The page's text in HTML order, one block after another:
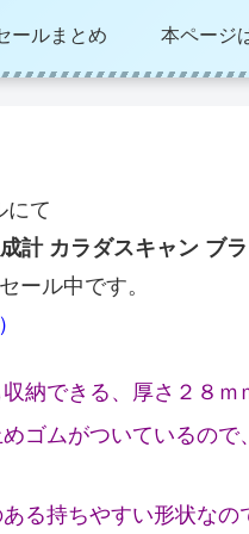
ールまとめ 本ページ
にて
計 カラダスキャン ブ
ール中です。
納できる、厚さ２８ｍ
めゴムがついているの
る持ちやすい形状な